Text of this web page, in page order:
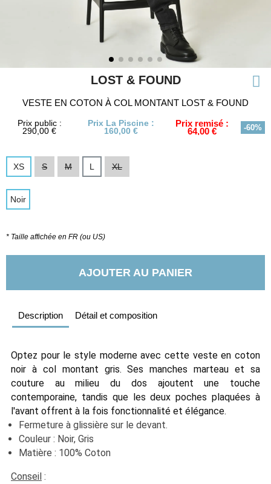
LOST & FOUND
VESTE EN COTON À COL MONTANT LOST & FOUND
Prix public :
290,00 €
Prix La Piscine :
160,00 €
Prix remisé :
64,00 € -60%
XS S M L XL
Noir
* Taille affichée en FR (ou US)
AJOUTER AU PANIER
Description Détail et composition
Optez pour le style moderne avec cette veste en coton
noir à col montant gris. Ses manches marteau et sa
couture au milieu du dos ajoutent une touche
contemporaine, tandis que les deux poches plaquées à
l'avant offrent à la fois fonctionnalité et élégance.
Fermeture à glissière sur le devant.
Couleur : Noir, Gris
Matière : 100% Coton
Conseil :